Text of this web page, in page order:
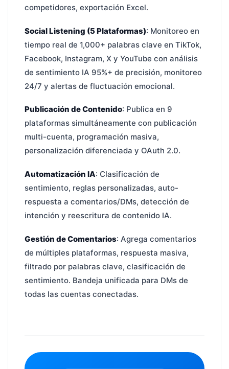
competidores, exportación Excel.
Social Listening (5 Plataformas): Monitoreo en
tiempo real de 1,000+ palabras clave en TikTok,
Facebook, Instagram, X y YouTube con análisis
de sentimiento IA 95%+ de precisión, monitoreo
24/7 y alertas de fluctuación emocional.
Publicación de Contenido: Publica en 9
plataformas simultáneamente con publicación
multi-cuenta, programación masiva,
personalización diferenciada y OAuth 2.0.
Automatización IA: Clasificación de
sentimiento, reglas personalizadas, auto-
respuesta a comentarios/DMs, detección de
intención y reescritura de contenido IA.
Gestión de Comentarios: Agrega comentarios
de múltiples plataformas, respuesta masiva,
filtrado por palabras clave, clasificación de
sentimiento. Bandeja unificada para DMs de
todas las cuentas conectadas.